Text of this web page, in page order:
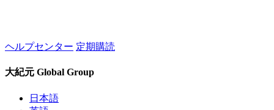
ヘルプセンター 定期購読
大紀元 Global Group
日本語